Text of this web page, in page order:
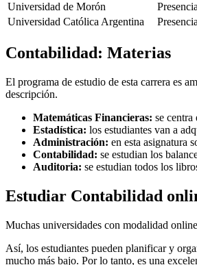
Universidad de Morón
Universidad Católica Argentina
Contabilidad: Materias
El programa de estudio de esta carrera es
descripción.
Matemáticas Financieras: se
Estadística: los estudiantes van a
Administración: en esta asignatura
Contabilidad: se estudian los
Auditoria: se estudian todos los
Estudiar Contabilidad
Muchas universidades con modalidad
Así, los estudiantes pueden planificar y
mucho más bajo. Por lo tanto, es una